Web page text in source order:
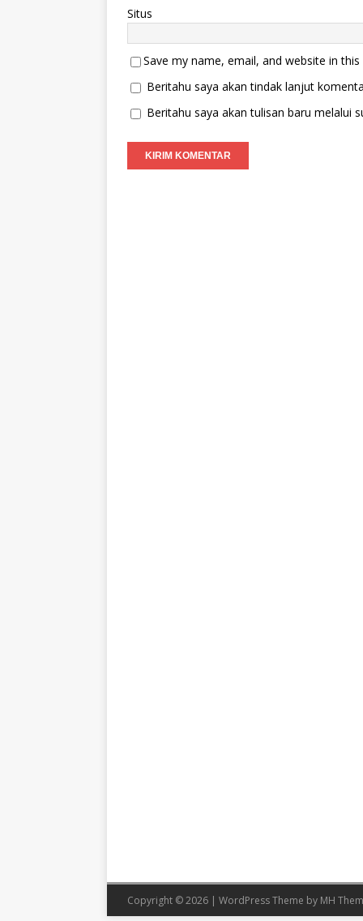
Situs
Save my name, email, and website in
Beritahu saya akan tindak lanjut
Beritahu saya akan tulisan baru melalui
Copyright © 2026 | WordPress Theme by MH